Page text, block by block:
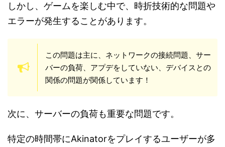
しかし、ゲームを楽しむ中で、時折技術的な問題や
エラーが発生することがあります。
この問題は主に、ネットワークの接続問題、サー
バーの負荷、アプデをしていない、デバイスとの
関係の問題が関係しています！
次に、サーバーの負荷も重要な問題です。
特定の時間帯にAkinatorをプレイするユーザーが多